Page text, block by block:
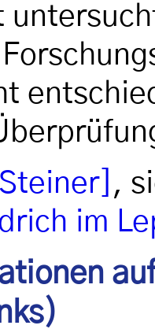
,
im